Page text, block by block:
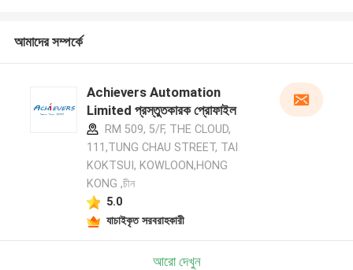
আমাদের সম্পর্কে
Achievers Automation
Limited প্রস্তুতকারক প্রোফাইল
RM 509, 5/F, THE CLOUD,
111,TUNG CHAU STREET, TAI
KOKTSUI, KOWLOON,HONG
KONG ,চীন
5.0
যাচাইকৃত সরবরাহকারী
আরো দেখুন